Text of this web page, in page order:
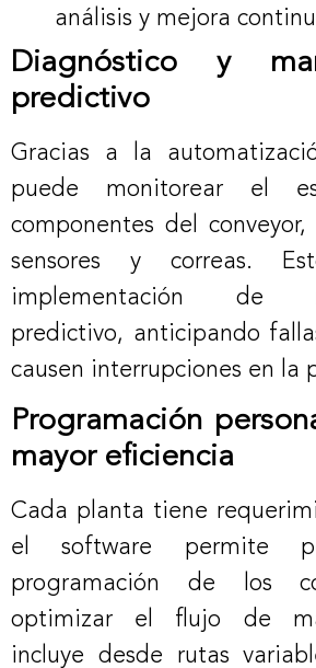
análisis y mejora
Diagnóstico y
predictivo
Gracias a la
puede monitorear el
componentes del
sensores y correas.
implementación de
predictivo, anticipando
causen interrupciones en la
Programación
mayor eficiencia
Cada planta tiene
el software permite
programación de los
optimizar el flujo de
incluye desde rutas